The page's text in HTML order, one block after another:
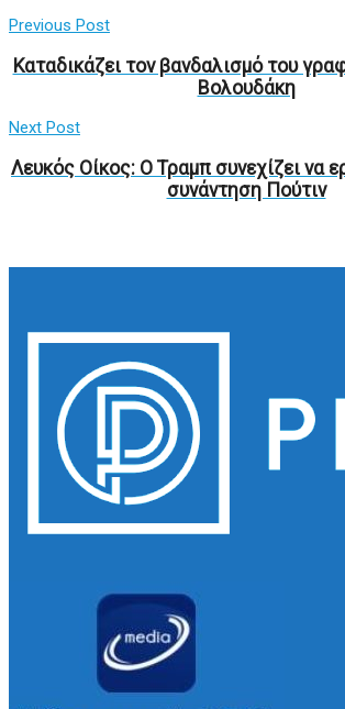
Previous Post
Καταδικάζει τον βανδαλισμό του
Βολουδάκη
Next Post
Λευκός Οίκος: Ο Τραμπ συνεχίζει να
συνάντηση Πούτιν